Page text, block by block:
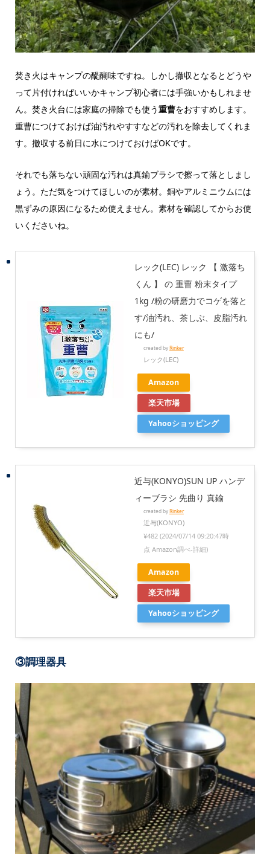
焚き火はキャンプの醍醐味ですね。しかし撤収となるとどうや
って片付ければいいかキャンプ初心者には手強いかもしれませ
ん。焚き火台には家庭の掃除でも使う重曹をおすすめします。
重曹につけておけば油汚れやすすなどの汚れを除去してくれま
す。撤収する前日に水につけておけばOKです。
それでも落ちない頑固な汚れは真鍮ブラシで擦って落としまし
ょう。ただ気をつけてほしいのが素材。銅やアルミニウムには
黒ずみの原因になるため使えません。素材を確認してからお使
いくださいね。
レック(LEC) レック 【 激落ち
くん 】 の 重曹 粉末タイプ
1kg /粉の研磨力でコゲを落と
す/油汚れ、茶しぶ、皮脂汚れ
にも/
created byRinker
レック(LEC)
Amazon
楽天市場
Yahooショッピング
近与(KONYO)SUN UP ハンデ
ィーブラシ 先曲り 真鍮
created byRinker
近与(KONYO)
¥482 (2024/07/14 09:20:47時
点 Amazon調べ-詳細)
Amazon
楽天市場
Yahooショッピング
③調理器具